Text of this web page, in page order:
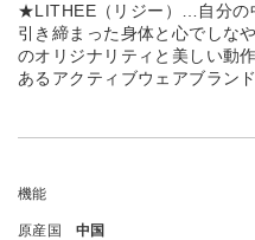
★LITHEE（リジー）…自分の
引き締まった身体と心でしな
のオリジナリティと美しい動
あるアクティブウェアブランド
機能
原産国 中国